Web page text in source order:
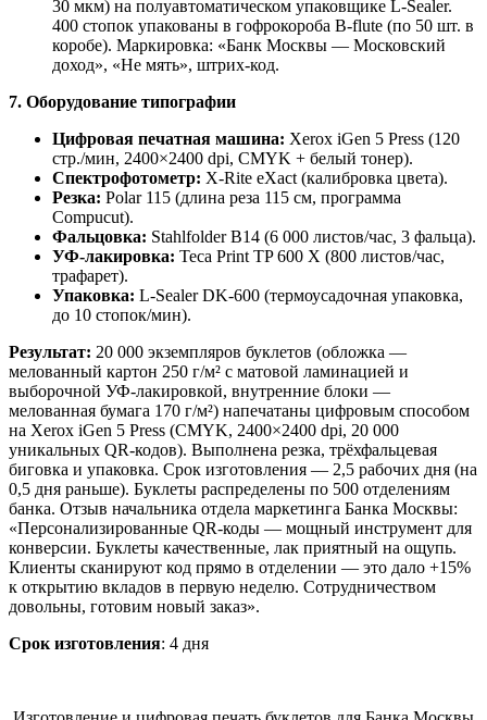
30 мкм) на полуавтоматическом упаковщике L-Sealer.
400 стопок упакованы в гофрокороба B-flute (по 50 шт. в
коробе). Маркировка: «Банк Москвы — Московский
доход», «Не мять», штрих-код.
7. Оборудование типографии
Цифровая печатная машина: Xerox iGen 5 Press (120
стр./мин, 2400×2400 dpi, CMYK + белый тонер).
Спектрофотометр: X-Rite eXact (калибровка цвета).
Резка: Polar 115 (длина реза 115 см, программа
Compucut).
Фальцовка: Stahlfolder B14 (6 000 листов/час, 3 фальца).
УФ-лакировка: Teca Print TP 600 X (800 листов/час,
трафарет).
Упаковка: L-Sealer DK-600 (термоусадочная упаковка,
до 10 стопок/мин).
Результат: 20 000 экземпляров буклетов (обложка —
мелованный картон 250 г/м² с матовой ламинацией и
выборочной УФ-лакировкой, внутренние блоки —
мелованная бумага 170 г/м²) напечатаны цифровым способом
на Xerox iGen 5 Press (CMYK, 2400×2400 dpi, 20 000
уникальных QR-кодов). Выполнена резка, трёхфальцевая
биговка и упаковка. Срок изготовления — 2,5 рабочих дня (на
0,5 дня раньше). Буклеты распределены по 500 отделениям
банка. Отзыв начальника отдела маркетинга Банка Москвы:
«Персонализированные QR-коды — мощный инструмент для
конверсии. Буклеты качественные, лак приятный на ощупь.
Клиенты сканируют код прямо в отделении — это дало +15%
к открытию вкладов в первую неделю. Сотрудничеством
довольны, готовим новый заказ».
Срок изготовления: 4 дня